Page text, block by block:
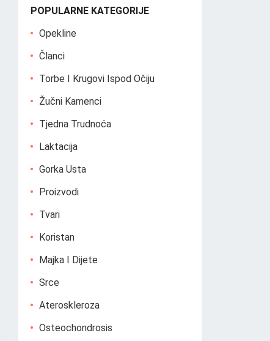
POPULARNE KATEGORIJE
Opekline
Članci
Torbe I Krugovi Ispod Očiju
Žučni Kamenci
Tjedna Trudnoća
Laktacija
Gorka Usta
Proizvodi
Tvari
Koristan
Majka I Dijete
Srce
Ateroskleroza
Osteochondrosis